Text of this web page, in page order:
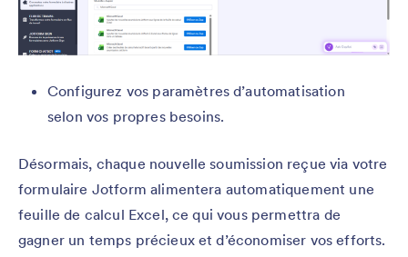
Configurez vos paramètres d’automatisation
selon vos propres besoins.
Désormais, chaque nouvelle soumission reçue via votre
formulaire Jotform alimentera automatiquement une
feuille de calcul Excel, ce qui vous permettra de
gagner un temps précieux et d’économiser vos efforts.